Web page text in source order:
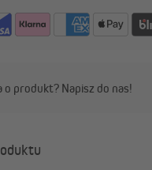
o produkt? Napisz do nas!